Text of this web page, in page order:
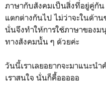
ภาษากับสังคมเป็นสิ่งที่อยู่คู่กั
แตกต่างกันไป ไม่ว่าจะในด้า
นั่นจึงทำให้การใช้ภาษาของ
ทางสังคมนั้น ๆ ด้วยค่ะ
วันนี้เราเลยอยากจะมาแนะน
เราสนใจ นั่นก็คื้อออออ